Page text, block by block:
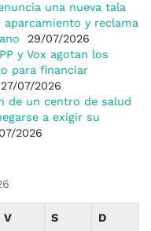
una nueva tala
y reclama
29/07/2026
y Vox agotan los
para financiar
27/07/2026
de un centro de salud
a exigir su
2026
V S D